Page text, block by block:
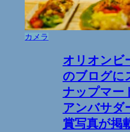
カメラ
オリオンビ
のブログに
ナップマー
アンバサダ
賞写真が掲